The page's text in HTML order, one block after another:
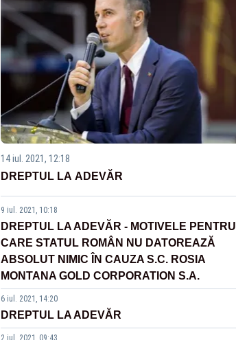
14 iul. 2021, 12:18
DREPTUL LA ADEVĂR
9 iul. 2021, 10:18
DREPTUL LA ADEVĂR - MOTIVELE PENTRU
CARE STATUL ROMÂN NU DATOREAZĂ
ABSOLUT NIMIC ÎN CAUZA S.C. ROSIA
MONTANA GOLD CORPORATION S.A.
6 iul. 2021, 14:20
DREPTUL LA ADEVĂR